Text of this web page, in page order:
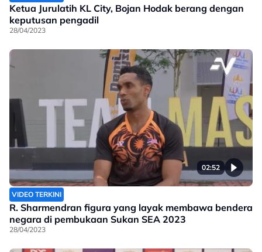
Ketua Jurulatih KL City, Bojan Hodak berang dengan
keputusan pengadil
28/04/2023
02:52
VIDEO TERKINI
R. Sharmendran figura yang layak membawa bendera
negara di pembukaan Sukan SEA 2023
28/04/2023